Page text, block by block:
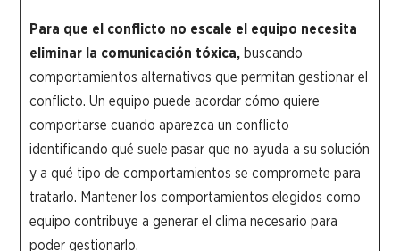
Para que el conflicto no escale el equipo necesita
eliminar la comunicación tóxica, buscando
comportamientos alternativos que permitan gestionar el
conflicto. Un equipo puede acordar cómo quiere
comportarse cuando aparezca un conflicto
identificando qué suele pasar que no ayuda a su solución
y a qué tipo de comportamientos se compromete para
tratarlo. Mantener los comportamientos elegidos como
equipo contribuye a generar el clima necesario para
poder gestionarlo.